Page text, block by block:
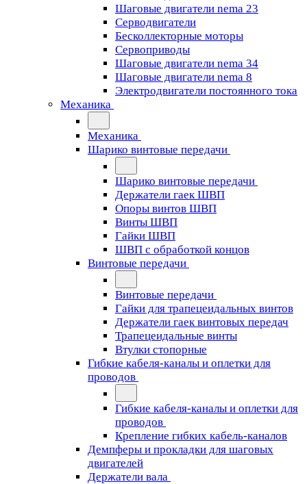
Шаговые двигатели nema 23
Cерводвигатели
Бесколлекторные моторы
Сервоприводы
Шаговые двигатели nema 34
Шаговые двигатели nema 8
Электродвигатели постоянного тока
Механика
Механика
Шарико винтовые передачи
Шарико винтовые передачи
Держатели гаек ШВП
Опоры винтов ШВП
Винты ШВП
Гайки ШВП
ШВП с обработкой концов
Винтовые передачи
Винтовые передачи
Гайки для трапецеидальных винтов
Держатели гаек винтовых передач
Трапецеидальные винты
Втулки стопорные
Гибкие кабеля-каналы и оплетки для
проводов
Гибкие кабеля-каналы и оплетки для
проводов
Крепление гибких кабель-каналов
Демпферы и прокладки для шаговых
двигателей
Держатели вала